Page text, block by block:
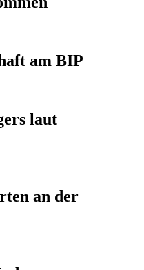
am BIP
laut
an der